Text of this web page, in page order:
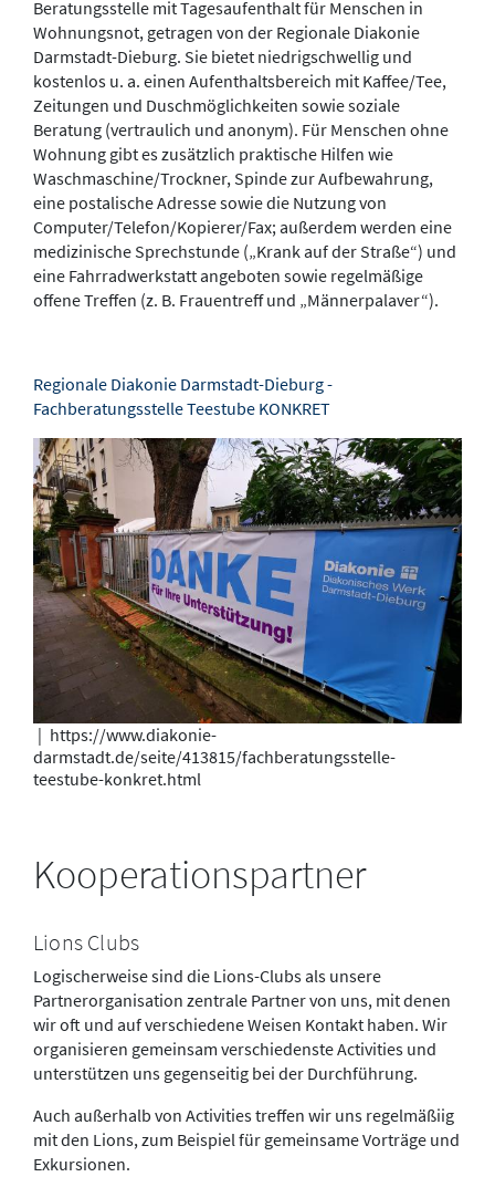
Beratungsstelle mit Tagesaufenthalt für Menschen in
Wohnungsnot, getragen von der Regionale Diakonie
Darmstadt-Dieburg. Sie bietet niedrigschwellig und
kostenlos u. a. einen Aufenthaltsbereich mit Kaffee/Tee,
Zeitungen und Duschmöglichkeiten sowie soziale
Beratung (vertraulich und anonym). Für Menschen ohne
Wohnung gibt es zusätzlich praktische Hilfen wie
Waschmaschine/Trockner, Spinde zur Aufbewahrung,
eine postalische Adresse sowie die Nutzung von
Computer/Telefon/Kopierer/Fax; außerdem werden eine
medizinische Sprechstunde („Krank auf der Straße“) und
eine Fahrradwerkstatt angeboten sowie regelmäßige
offene Treffen (z. B. Frauentreff und „Männerpalaver“).
Regionale Diakonie Darmstadt-Dieburg -
Fachberatungsstelle Teestube KONKRET
| https://www.diakonie-
darmstadt.de/seite/413815/fachberatungsstelle-
teestube-konkret.html
Kooperationspartner
Lions Clubs
Logischerweise sind die Lions-Clubs als unsere
Partnerorganisation zentrale Partner von uns, mit denen
wir oft und auf verschiedene Weisen Kontakt haben. Wir
organisieren gemeinsam verschiedenste Activities und
unterstützen uns gegenseitig bei der Durchführung.
Auch außerhalb von Activities treffen wir uns regelmäßiig
mit den Lions, zum Beispiel für gemeinsame Vorträge und
Exkursionen.